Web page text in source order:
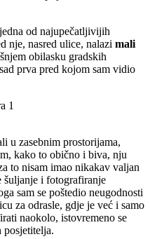
od najupečatljivijih
nje, nasred ulice, nalazi mali
obilasku gradskih
prva pred kojom sam vidio
u zasebnim prostorijama,
kako to obično i biva, nju
to nisam imao nikakav valjan
i fotografiranje
sam se poštedio neugodnosti
za odrasle, gdje je već i samo
naokolo, istovremeno se